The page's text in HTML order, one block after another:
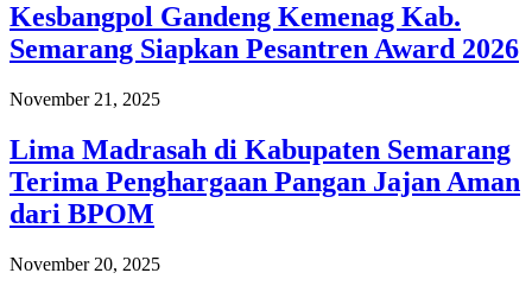
Kesbangpol Gandeng Kemenag Kab.
Semarang Siapkan Pesantren Award 2026
November 21, 2025
Lima Madrasah di Kabupaten Semarang
Terima Penghargaan Pangan Jajan Aman
dari BPOM
November 20, 2025